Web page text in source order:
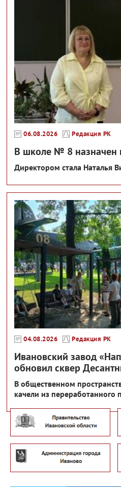
06.08.2026 Редакция РК
В школе № 8 назначен
Директором стала Наталья
04.08.2026 Редакция РК
Ивановский завод
обновил сквер
В общественном
качели из переработанного